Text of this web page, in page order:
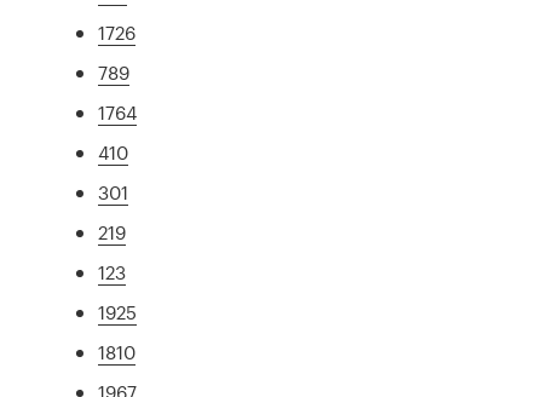
1726
789
1764
410
301
219
123
1925
1810
1967